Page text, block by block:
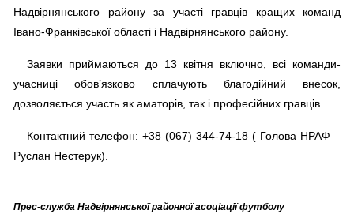
Надвірнянського району за участі гравців кращих команд
Івано-Франківської області і Надвірнянського району.
Заявки приймаються до 13 квітня включно, всі команди-
учасниці обов’язково сплачують благодійний внесок,
дозволяється участь як аматорів, так і професійних гравців.
Контактний телефон: +38 (067) 344-74-18 ( Голова НРАФ –
Руслан Нестерук).
Прес-служба Надвірнянської районної асоціації футболу